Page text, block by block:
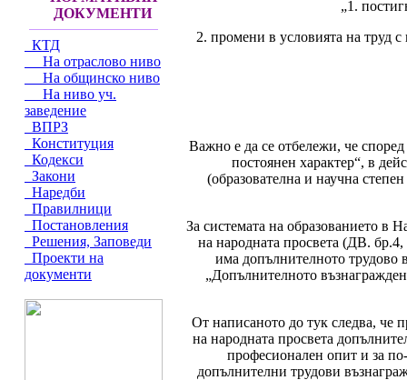
ДОКУМЕНТИ
КТД
На отраслово ниво
На общинско ниво
На ниво уч.
заведение
ВПРЗ
Конституция
Кодекси
Закони
Наредби
Правилници
Постановления
Решения, Заповеди
Проекти на
документи
„1.
2. промени в условията на труд
Важно е да се отбележи, че
постоянен характер“, в
(образователна и научна
За системата на образованието в
на народната просвета (ДВ.
има допълнителното трудово
„Допълнителното
От написаното до тук следва, че
на народната просвета
професионален опит и за
допълнителни трудови